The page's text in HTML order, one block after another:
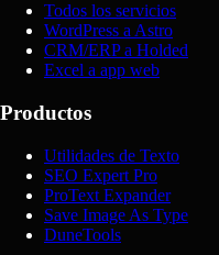
Todos los servicios
WordPress a Astro
CRM/ERP a Holded
Excel a app web
Productos
Utilidades de Texto
SEO Expert Pro
ProText Expander
Save Image As Type
DuneTools